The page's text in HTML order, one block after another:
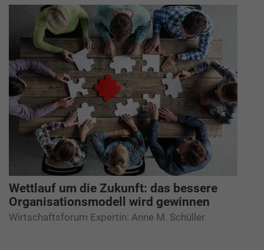
Wettlauf um die Zukunft: das bessere
Organisationsmodell wird gewinnen
Wirtschaftsforum Expertin: Anne M. Schüller